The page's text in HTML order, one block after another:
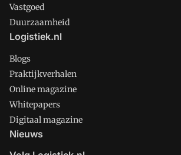
Vastgoed
Duurzaamheid
Logistiek.nl
Blogs
Praktijkverhalen
Online magazine
Whitepapers
Digitaal magazine
Nieuws